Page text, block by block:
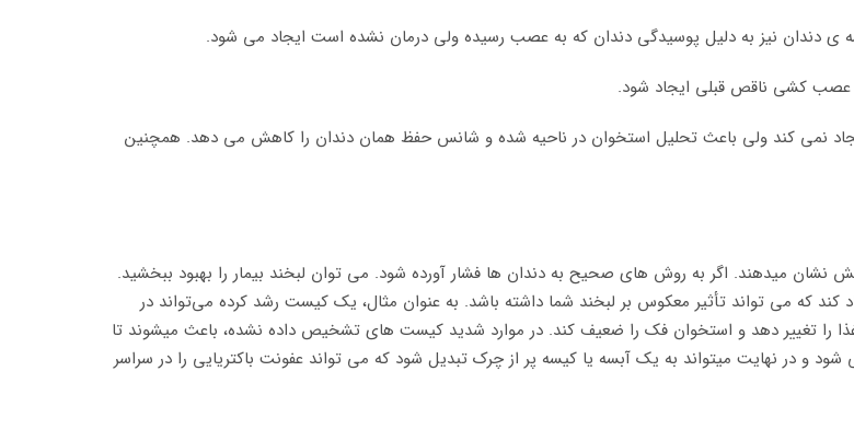
ی دندان نیز به دلیل پوسیدگی دندان که به عصب رسیده ولی درمان نشده است ایجاد می شود.
عصب کشی ناقص قبلی ایجاد شود.
نمی کند ولی باعث تحلیل استخوان در ناحیه شده و شانس حفظ همان دندان را کاهش می دهد. همچنین
نشان می­دهند. اگر به روش های صحیح به دندان ها فشار آورده شود. می توان لبخند بیمار را بهبود ببخشید.
کند که می تواند تأثیر معکوس بر لبخند شما داشته باشد. به عنوان مثال، یک کیست رشد کرده می‌تواند در
غذا را تغییر دهد و استخوان فک را ضعیف کند. در موارد شدید کیست های تشخیص داده نشده، باعث می­شوند تا
و در نهایت می­تواند به یک آبسه یا کیسه پر از چرک تبدیل شود که می تواند عفونت باکتریایی را در سراسر